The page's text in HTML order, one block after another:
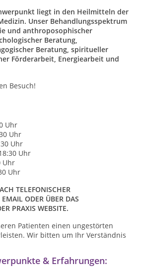
liegt in den Heilmitteln der
Unser Behandlungsspektrum
und anthroposophischer
Beratung,
Beratung, spiritueller
Förderarbeit, Energiearbeit und
Besuch!
Uhr
Uhr
Uhr
Uhr
Uhr
Uhr
TELEFONISCHER
ODER ÜBER DAS
PRAXIS WEBSITE.
Patienten einen ungestörten
Wir bitten um Ihr Verständnis
& Erfahrungen: